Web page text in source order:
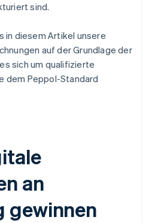
sind.
in diesem Artikel unsere
auf der Grundlage der
sich um qualifizierte
dem Peppol-Standard
an
gewinnen